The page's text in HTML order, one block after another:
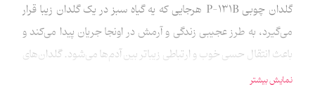
گلدان چوبی P-131B هرجایی که یه گیاه سبز در یک گلدان زیبا قرار
می‌گیرد، به طرز عجیبی زندگی و آرمش در اونجا جریان پیدا می‌کند و
باعث انتقال حسی خوب و ارتباطی زیباتر بین آدم‌ها می‌شود. گلدان‌های
چوبی ماهد در نقش‌هایی متنوع از هنر ایرانی طراحی شده تا دکوری زیبا
نمایش بیشتر